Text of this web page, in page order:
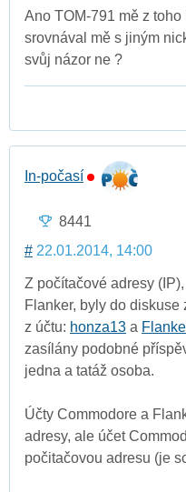
Ano TOM-791 mě z
srovnával mě s jiným
svůj názor ne ?
In-počasí
8441
# 22.01.2014, 14:00
Z počítačové adresy
Flanker, byly do
z účtu: honza13 a
zasílány podobné
jedna a tatáž osoba.
Účty Commodore a
adresy, ale účet
počitačovou adresu (je